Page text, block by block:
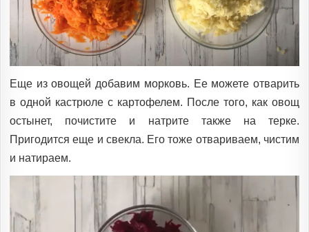
Еще из овощей добавим морковь. Ее можете отварить
в одной кастрюле с картофелем. После того, как овощ
остынет, почистите и натрите также на терке.
Пригодится еще и свекла. Его тоже отвариваем, чистим
и натираем.